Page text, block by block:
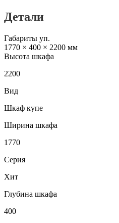
Детали
Габариты уп.
1770 × 400 × 2200 мм
Высота шкафа
2200
Вид
Шкаф купе
Ширина шкафа
1770
Серия
Хит
Глубина шкафа
400